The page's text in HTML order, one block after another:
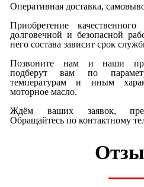
Оперативная доставка,
Приобретение
долговечной и безопасной
него состава зависит срок
Позвоните нам и наши
подберут вам по
температурам и иным
моторное масло.
Ждём ваших заявок,
Обращайтесь по контактному